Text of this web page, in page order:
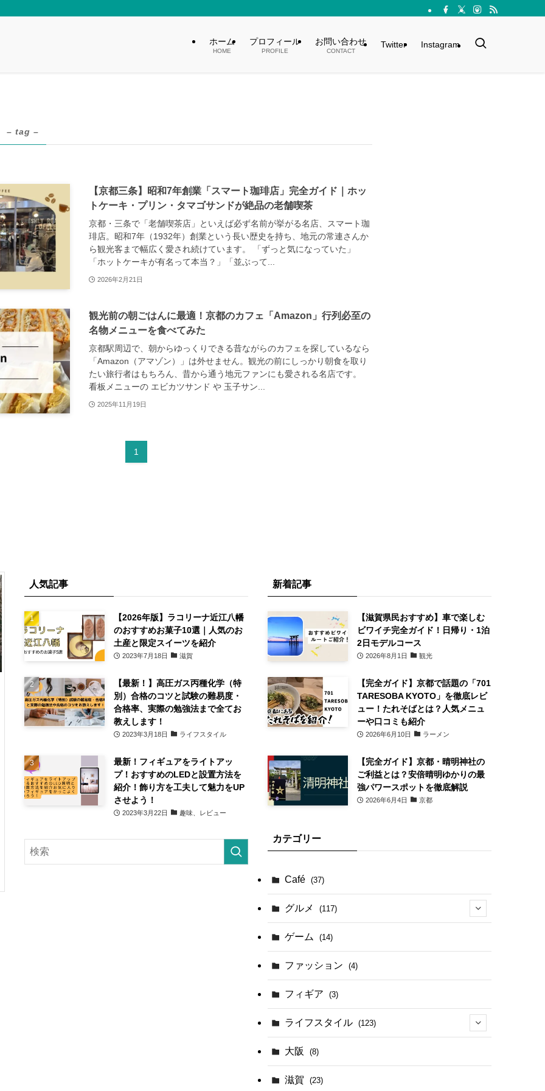
ホーム
HOME
プロフィール
PROFILE
お問い合わせ
CONTACT
Twitter Instagram
– tag –
【京都三条】昭和7年創業「スマート珈琲店」完全ガイド｜ホッ
トケーキ・プリン・タマゴサンドが絶品の老舗喫茶
京都・三条で「老舗喫茶店」といえば必ず名前が挙がる名店、スマート珈
琲店。昭和7年（1932年）創業という長い歴史を持ち、地元の常連さんか
ら観光客まで幅広く愛され続けています。 「ずっと気になっていた」
「ホットケーキが有名って本当？」「並ぶって...
2026年2月21日
観光前の朝ごはんに最適！京都のカフェ「Amazon」行列必至の
名物メニューを食べてみた
京都駅周辺で、朝からゆっくりできる昔ながらのカフェを探しているなら
「Amazon（アマゾン）」は外せません。観光の前にしっかり朝食を取り
たい旅行者はもちろん、昔から通う地元ファンにも愛される名店です。
看板メニューの エビカツサンド や 玉子サン...
2025年11月19日
1
人気記事
【2026年版】ラコリーナ近江八幡
のおすすめお菓子10選｜人気のお
土産と限定スイーツを紹介
2023年7月18日 滋賀
【最新！】高圧ガス丙種化学（特
別）合格のコツと試験の難易度・
合格率、実際の勉強法まで全てお
教えします！
2023年3月18日 ライフスタイル
最新！フィギュアをライトアッ
プ！おすすめのLEDと設置方法を
紹介！飾り方を工夫して魅力をUP
させよう！
2023年3月22日 趣味、レビュー
新着記事
【滋賀県民おすすめ】車で楽しむ
ビワイチ完全ガイド！日帰り・1泊
2日モデルコース
2026年8月1日 観光
【完全ガイド】京都で話題の「701
TARESOBA KYOTO」を徹底レビ
ュー！たれそばとは？人気メニュ
ーや口コミも紹介
2026年6月10日 ラーメン
【完全ガイド】京都・晴明神社の
ご利益とは？安倍晴明ゆかりの最
強パワースポットを徹底解説
2026年6月4日 京都
カテゴリー
Café (37)
グルメ (117)
(41)
(17)
(4)
ゲーム (14)
ファッション (4)
フィギア (3)
ライフスタイル (123)
(44)
大阪 (8)
滋賀 (23)